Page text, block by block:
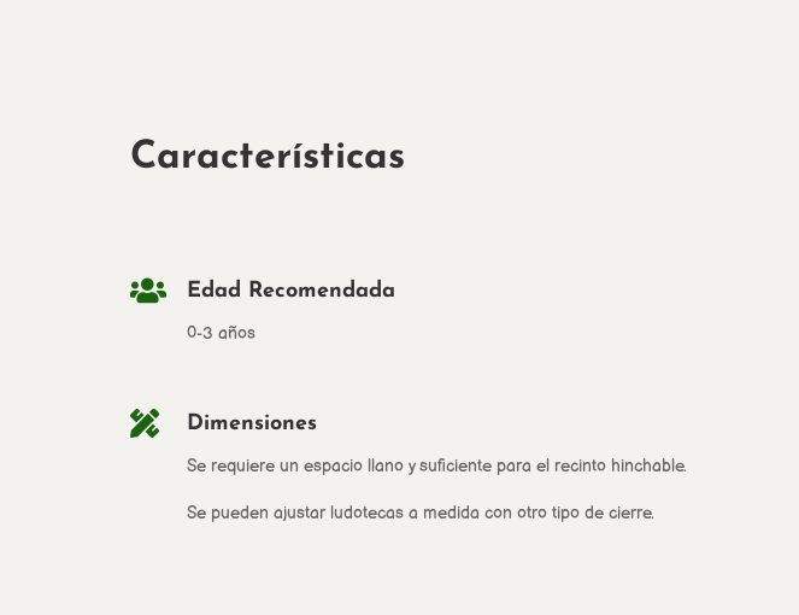
Características
 Edad Recomendada
0-3 años
 Dimensiones
Se requiere un espacio llano y suficiente para el recinto hinchable.
Se pueden ajustar ludotecas a medida con otro tipo de cierre.